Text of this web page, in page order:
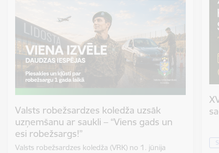
Valsts robežsardzes koledža uzsāk
uzņemšanu ar saukli – “Viens gads un
esi robežsargs!”
Valsts robežsardzes koledža (VRK) no 1. jūnija